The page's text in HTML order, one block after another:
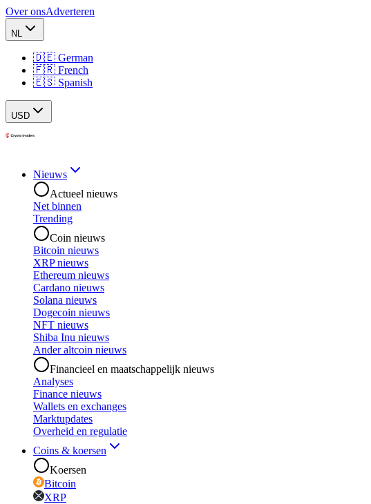
Over onsAdverteren
NL
🇩🇪 German
🇫🇷 French
🇪🇸 Spanish
USD
Nieuws
Actueel nieuws
Net binnen
Trending
Coin nieuws
Bitcoin nieuws
XRP nieuws
Ethereum nieuws
Cardano nieuws
Solana nieuws
Dogecoin nieuws
NFT nieuws
Shiba Inu nieuws
Ander altcoin nieuws
Financieel en maatschappelijk nieuws
Analyses
Finance nieuws
Wallets en exchanges
Marktupdates
Overheid en regulatie
Coins & koersen
Koersen
Bitcoin
XRP